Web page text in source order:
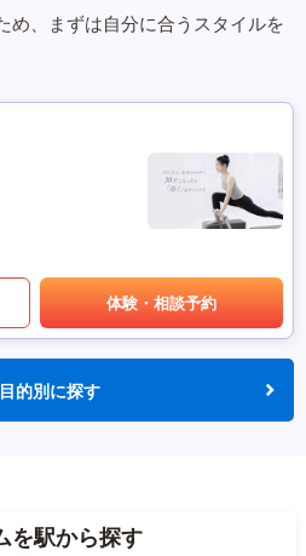
め、まずは自分に合うスタイルを
体験・相談予約
的別に探す
を駅から探す